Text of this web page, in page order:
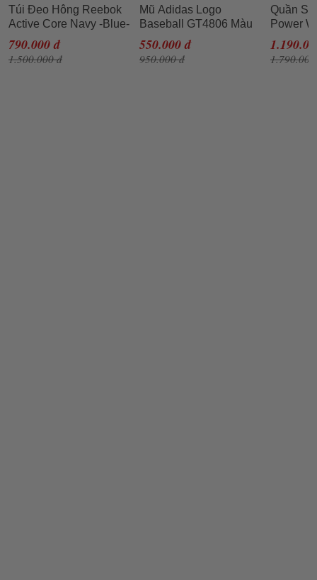
Túi Đeo Hông Reebok
Active Core Navy -Blue-
GN7745 Màu Xanh
Navy
790.000 đ
1.500.000 đ
Mũ Adidas Logo
Baseball GT4806 Màu
Xanh Olive
550.000 đ
950.000 đ
Quần
Power
Màu